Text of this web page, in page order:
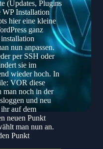
(Updates, Plugins
WP Installation
hier eine kleine
ganz
nun anpassen.
per SSH oder
sie im
wieder hoch. In
VOR diese
man noch in der
und neu
auf dem
neuen Punkt
man nun an.
Punkt